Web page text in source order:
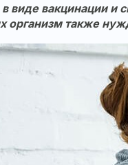
в виде вакцинации
организм также